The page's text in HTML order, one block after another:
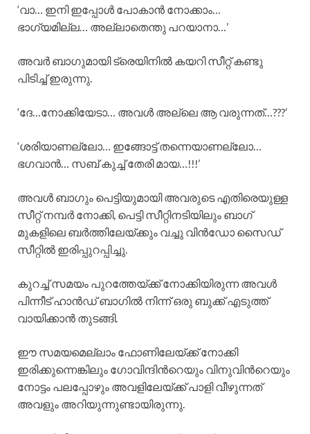
‘വാ… ഇനി ഇപ്പോള്‍ പോകാന്‍ നോക്കാം…
ഭാഗ്യമില്ല… അല്ലാതെന്തു പറയാനാ…’
അവര്‍ ബാഗുമായി ട്രെയിനില്‍ കയറി സീറ്റ് കണ്ടു
പിടിച്ച് ഇരുന്നു.
‘ദേ…നോക്കിയേടാ… അവള്‍ അല്ലെ ആ വരുന്നത്…???’
‘ശരിയാണല്ലോ… ഇങ്ങോട്ട് തന്നെയാണല്ലോ…
ഭഗവാന്‍… സബ് കുച്ച് തേരി മായ…!!!’
അവള്‍ ബാഗും പെട്ടിയുമായി അവരുടെ എതിരെയുള്ള
സീറ്റ് നമ്പര്‍ നോക്കി, പെട്ടി സീറ്റിനടിയിലും ബാഗ്
മുകളിലെ ബര്‍ത്തിലേയ്ക്കും വച്ചു വിന്‍ഡോ സൈഡ്
സീറ്റില്‍ ഇരിപ്പുറപ്പിച്ചു.
കുറച്ച് സമയം പുറത്തേയ്ക്ക് നോക്കിയിരുന്ന അവള്‍
പിന്നീട് ഹാന്‍ഡ് ബാഗില്‍ നിന്ന് ഒരു ബുക്ക് എടുത്ത്
വായിക്കാന്‍ തുടങ്ങി.
ഈ സമയമെല്ലാം ഫോണിലേയ്ക്ക് നോക്കി
ഇരിക്കുന്നെങ്കിലും ഗോവിന്ദിന്‍റെയും വിനുവിന്‍റെയും
നോട്ടം പലപ്പോഴും അവളിലേയ്ക്ക് പാളി വീഴുന്നത്
അവളും അറിയുന്നുണ്ടായിരുന്നു.